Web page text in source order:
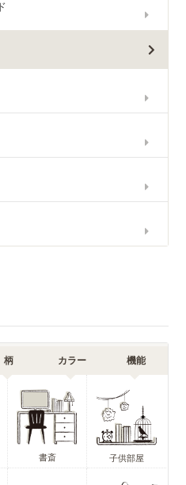
柄 カラー 機能
書斎 子供部屋